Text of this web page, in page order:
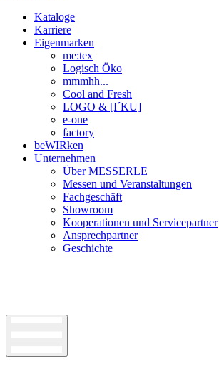
Kataloge
Karriere
Eigenmarken
me:tex
Logisch Öko
mmmhh...
Cool and Fresh
LOGO & [I´KU]
e-one
factory
beWIRken
Unternehmen
Über MESSERLE
Messen und Veranstaltungen
Fachgeschäft
Showroom
Kooperationen und Servicepartner
Ansprechpartner
Geschichte